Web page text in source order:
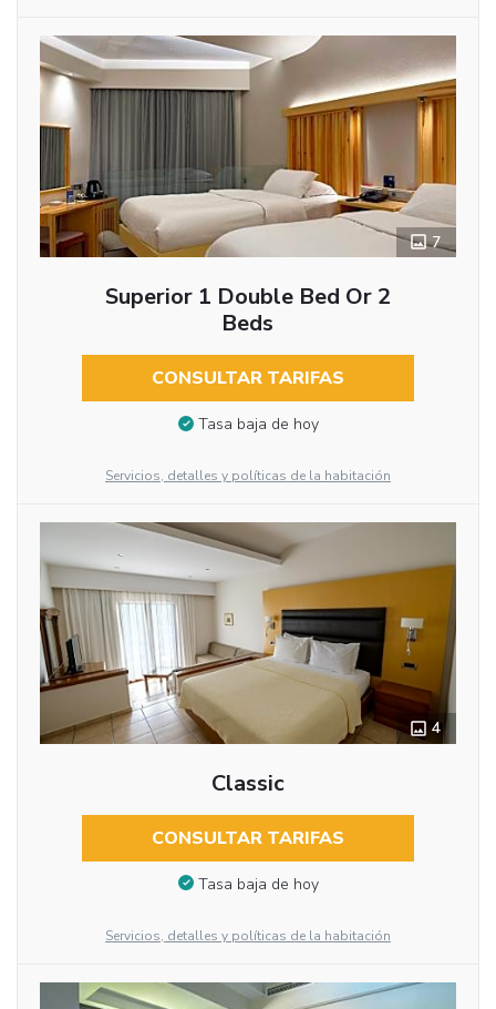
7
Superior 1 Double Bed Or 2
Beds
CONSULTAR TARIFAS
Tasa baja de hoy
Servicios, detalles y políticas de la habitación
4
Classic
CONSULTAR TARIFAS
Tasa baja de hoy
Servicios, detalles y políticas de la habitación